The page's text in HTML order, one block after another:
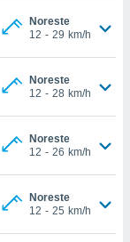
Noreste
12 - 29 km/h
Noreste
12 - 28 km/h
Noreste
12 - 26 km/h
Noreste
12 - 25 km/h